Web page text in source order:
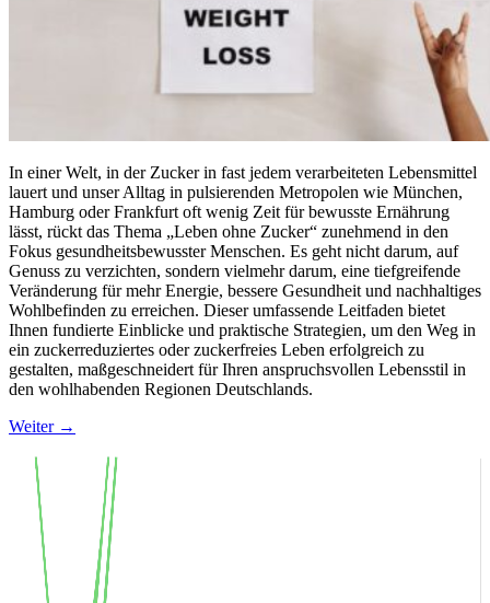
In einer Welt, in der Zucker in fast jedem verarbeiteten Lebensmittel
lauert und unser Alltag in pulsierenden Metropolen wie München,
Hamburg oder Frankfurt oft wenig Zeit für bewusste Ernährung
lässt, rückt das Thema „Leben ohne Zucker“ zunehmend in den
Fokus gesundheitsbewusster Menschen. Es geht nicht darum, auf
Genuss zu verzichten, sondern vielmehr darum, eine tiefgreifende
Veränderung für mehr Energie, bessere Gesundheit und nachhaltiges
Wohlbefinden zu erreichen. Dieser umfassende Leitfaden bietet
Ihnen fundierte Einblicke und praktische Strategien, um den Weg in
ein zuckerreduziertes oder zuckerfreies Leben erfolgreich zu
gestalten, maßgeschneidert für Ihren anspruchsvollen Lebensstil in
den wohlhabenden Regionen Deutschlands.
Weiter →